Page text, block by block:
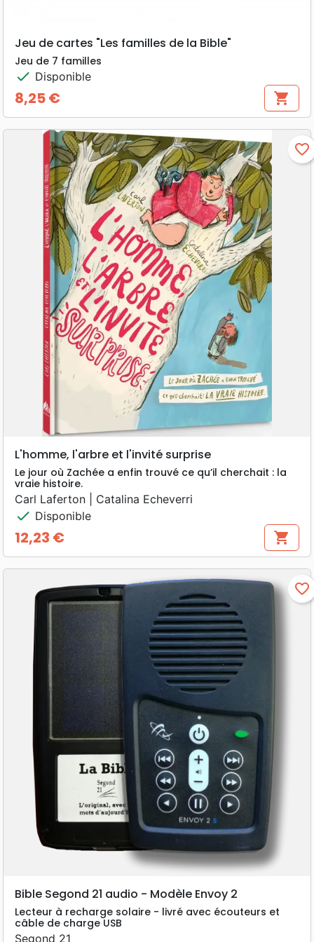
Jeu de cartes "Les familles de la Bible"
Jeu de 7 familles
check Disponible
Prix
8,25 € shopping_cart
favorite_border
L'homme, l'arbre et l'invité surprise
Le jour où Zachée a enfin trouvé ce qu’il cherchait : la
vraie histoire.
Carl Laferton | Catalina Echeverri
check Disponible
Prix
12,23 € shopping_cart
favorite_border
Bible Segond 21 audio - Modèle Envoy 2
Lecteur à recharge solaire - livré avec écouteurs et
câble de charge USB
Segond 21